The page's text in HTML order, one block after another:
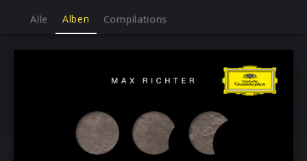
Alle Alben Compilations